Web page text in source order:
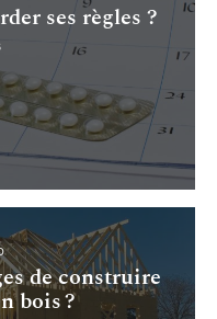
ses règles ?
de construire
bois ?